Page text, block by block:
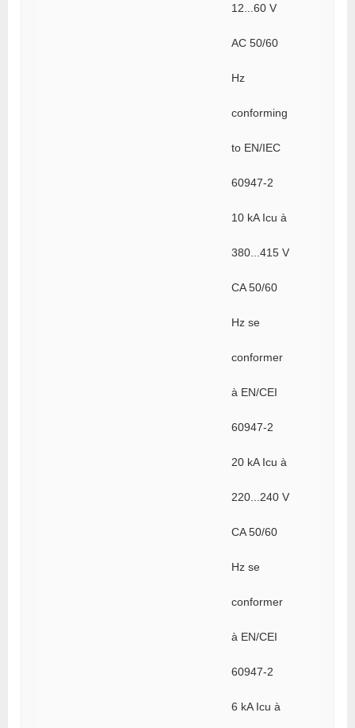
12...60 V
AC 50/60
Hz
conforming
to EN/IEC
60947-2
10 kA Icu à
380...415 V
CA 50/60
Hz se
conformer
à EN/CEI
60947-2
20 kA Icu à
220...240 V
CA 50/60
Hz se
conformer
à EN/CEI
60947-2
6 kA Icu à